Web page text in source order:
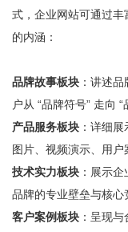
式，企业网站可通过
的内涵：
品牌故事板块 ：讲述
户从 “品牌符号” 走向
产品服务板块 ：详细
图片、视频演示、用户
技术实力板块 ：展示
品牌的专业壁垒与核心
客户案例板块 ：呈现